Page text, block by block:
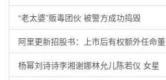
“老太婆”贩毒团伙 被警方成功捣毁
阿里更新招股书：上市后有权额外任命董
杨幂刘诗诗李湘谢娜林允儿陈若仪 女星